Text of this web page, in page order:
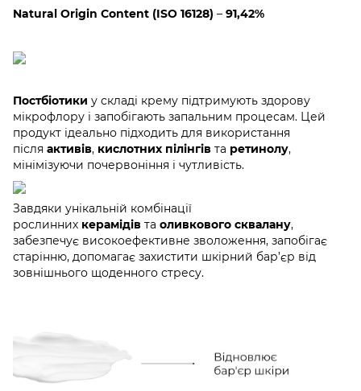
Natural Origin Content (ISO 16128) – 91,42%
Постбіотики у складі крему підтримують здорову
мікрофлору і запобігають запальним процесам. Цей
продукт ідеально підходить для використання
після активів, кислотних пілінгів та ретинолу,
мінімізуючи почервоніння і чутливість.
Завдяки унікальній комбінації
рослинних керамідів та оливкового сквалану,
забезпечує високоефективне зволоження, запобігає
старінню, допомагає захистити шкірний бар’єр від
зовнішнього щоденного стресу.